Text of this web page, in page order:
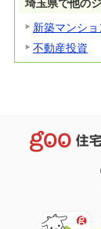
埼玉県で他の
新築マンショ
不動産投資